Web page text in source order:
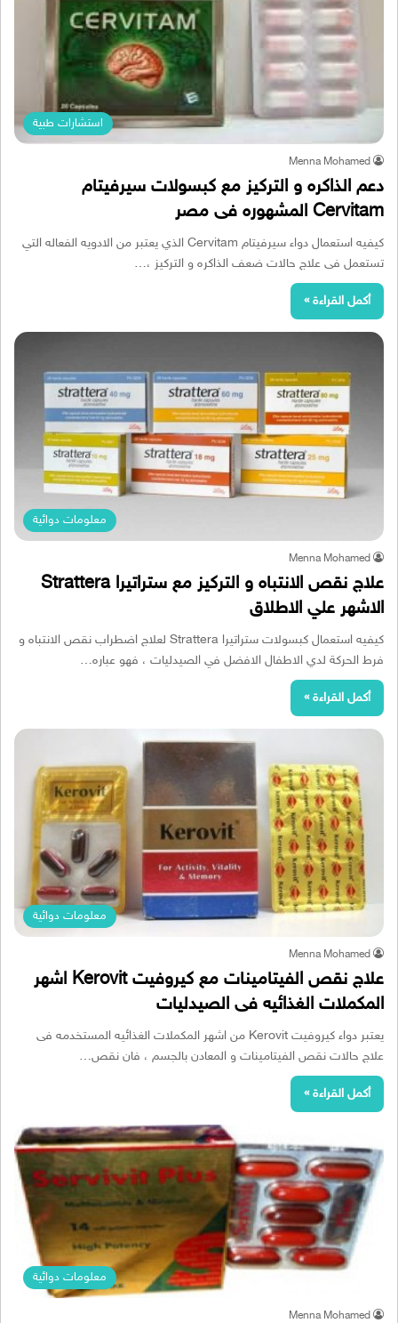
استشارات طبية
Menna Mohamed
دعم الذاكره و التركيز مع كبسولات سيرفيتام
Cervitam المشهوره فى مصر
كيفيه استعمال دواء سيرفيتام Cervitam الذي يعتبر من الادويه الفعاله التي
تستعمل فى علاج حالات ضعف الذاكره و التركيز ،…
أكمل القراءة »
معلومات دوائية
Menna Mohamed
علاج نقص الانتباه و التركيز مع ستراتيرا Strattera
الاشهر علي الاطلاق
كيفيه استعمال كبسولات ستراتيرا Strattera لعلاج اضطراب نقص الانتباه و
فرط الحركة لدي الاطفال الافضل في الصيدليات ، فهو عباره…
أكمل القراءة »
معلومات دوائية
Menna Mohamed
علاج نقص الفيتامينات مع كيروفيت Kerovit اشهر
المكملات الغذائيه فى الصيدليات
يعتبر دواء كيروفيت Kerovit من اشهر المكملات الغذائيه المستخدمه فى
علاج حالات نقص الفيتامينات و المعادن بالجسم ، فان نقص…
أكمل القراءة »
معلومات دوائية
Menna Mohamed